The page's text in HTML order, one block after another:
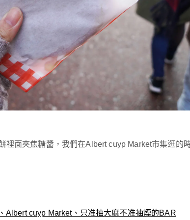
裡面夾焦糖醬，我們在Albert cuyp Market市集逛的
Albert cuyp Market、只准抽大麻不准抽煙的BAR